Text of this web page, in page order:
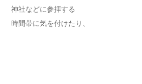
神社などに参拝する
時間帯に気を付けたり、